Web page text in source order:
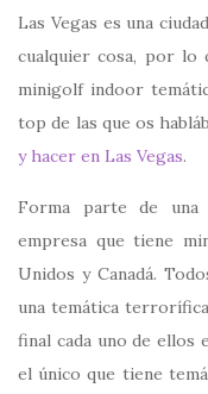
Las Vegas es una
cualquier cosa, por lo
minigolf indoor
top de las que os
y hacer en Las Vegas.
Forma parte de
empresa que tiene
Unidos y Canadá.
una temática
final cada uno de ellos
el único que tiene